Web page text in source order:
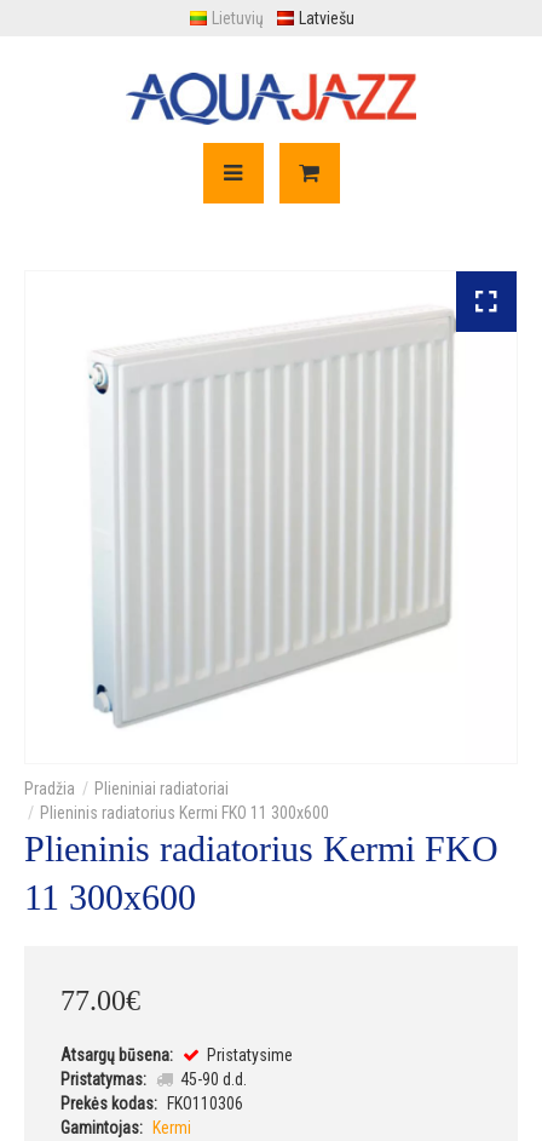
Lietuvių Latviešu
Plieniniai radiatoriai
Plieninis radiatorius Kermi FKO 11 300x600
Plieninis radiatorius Kermi FKO
11 300x600
77.00€
Atsargų būsena:
Pristatysime
Pristatymas:
45-90 d.d.
Prekės kodas:
FKO110306
Gamintojas:
Kermi